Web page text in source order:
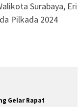
Surabaya, Eri
Pilkada 2024
Gelar Rapat